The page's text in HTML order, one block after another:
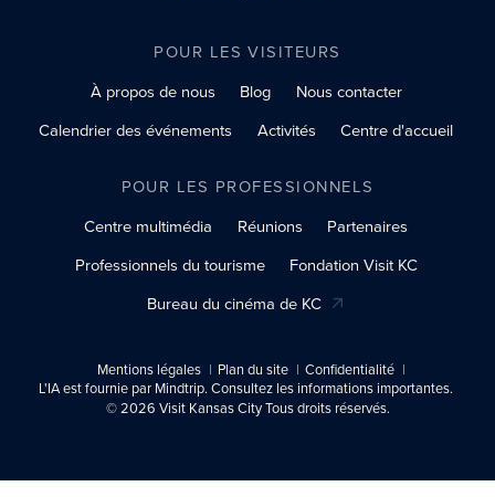
POUR LES VISITEURS
À propos de nous
Blog
Nous contacter
Calendrier des événements
Activités Centre d'accueil
POUR LES PROFESSIONNELS
Centre multimédia
Réunions
Partenaires
Professionnels du tourisme
Fondation Visit KC
Bureau du cinéma de KC
Mentions légales Plan du site
Confidentialité
L'IA est fournie par Mindtrip. Consultez les informations importantes.
© 2026 Visit Kansas City Tous droits réservés.